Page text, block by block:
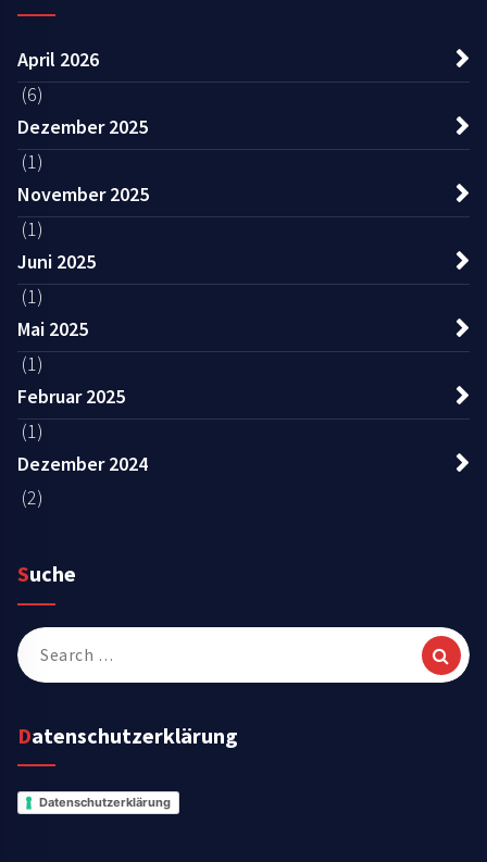
April 2026
(6)
Dezember 2025
(1)
November 2025
(1)
Juni 2025
(1)
Mai 2025
(1)
Februar 2025
(1)
Dezember 2024
(2)
Suche
Search
for:
Datenschutzerklärung
Datenschutzerklärung